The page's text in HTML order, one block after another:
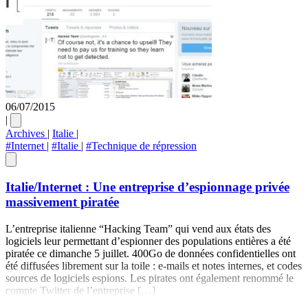
06/07/2015
|
Archives | Italie |
#Internet | #Italie | #Technique de répression
Italie/Internet : Une entreprise d’espionnage privée
massivement piratée
L’entreprise italienne “Hacking Team” qui vend aux états des
logiciels leur permettant d’espionner des populations entières a été
piratée ce dimanche 5 juillet. 400Go de données confidentielles ont
été diffusées librement sur la toile : e-mails et notes internes, et codes
sources de logiciels espions. Les pirates ont également renommé le
compte Twitter de l’entreprise […]